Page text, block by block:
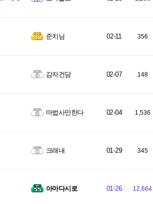
준치님 02-11 356
감자건담 02-07 148
마법사만한다 02-04 1,536
크래내 01-29 345
아마다시로 01-26 12,664